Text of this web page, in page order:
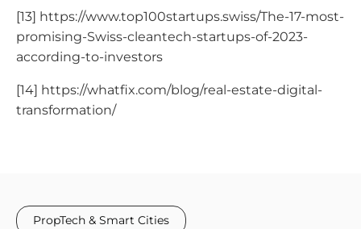
[13] https://www.top100startups.swiss/The-17-most-
promising-Swiss-cleantech-startups-of-2023-
according-to-investors
[14] https://whatfix.com/blog/real-estate-digital-
transformation/
PropTech & Smart Cities